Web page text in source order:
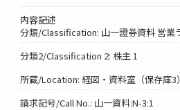
内容記述
分類/Classification: 山一證券資料 営業
分類2/Classification 2: 株主 1
所蔵/Location: 経図・資料室（保存庫3）
請求記号/Call No.: 山一資料:N-3:1